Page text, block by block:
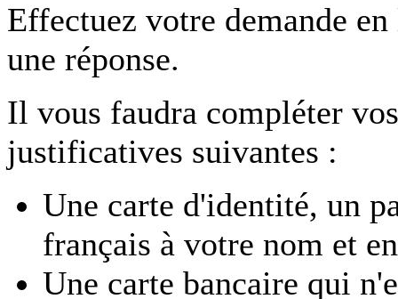
Effectuez votre demande
une réponse.
Il vous faudra compléter
justificatives suivantes :
Une carte d'identité, un
français à votre nom et
Une carte bancaire qui